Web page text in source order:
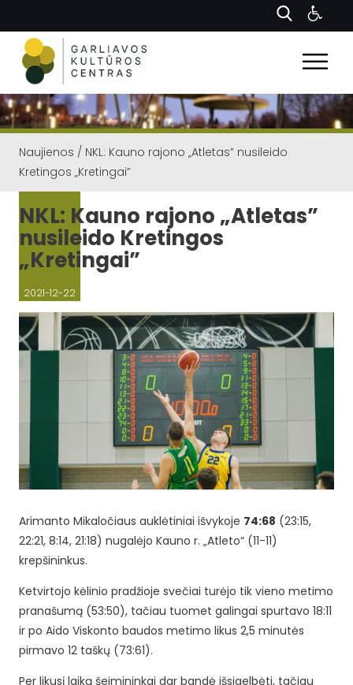
Naujienos / NKL: Kauno rajono „Atletas” nusileido
Kretingos „Kretingai”
NKL: Kauno rajono „Atletas”
nusileido Kretingos
„Kretingai”
2021-12-22
Arimanto Mikaločiaus auklėtiniai išvykoje 74:68 (23:15,
22:21, 8:14, 21:18) nugalėjo Kauno r. „Atleto“ (11-11)
krepšininkus.
Ketvirtojo kėlinio pradžioje svečiai turėjo tik vieno metimo
pranašumą (53:50), tačiau tuomet galingai spurtavo 18:11
ir po Aido Viskonto baudos metimo likus 2,5 minutės
pirmavo 12 taškų (73:61).
Per likusį laiką šeimininkai dar bandė išsigelbėti, tačiau